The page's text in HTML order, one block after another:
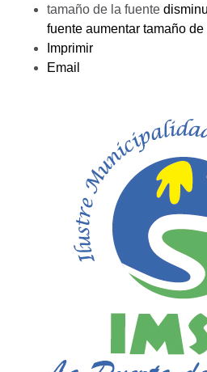
tamaño de la fuente
fuente aumentar tamaño de
Imprimir
Email